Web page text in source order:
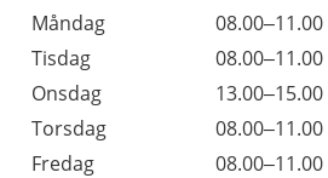
Måndag
08.00–11.00
Tisdag
08.00–11.00
Onsdag
13.00–15.00
Torsdag
08.00–11.00
Fredag
08.00–11.00